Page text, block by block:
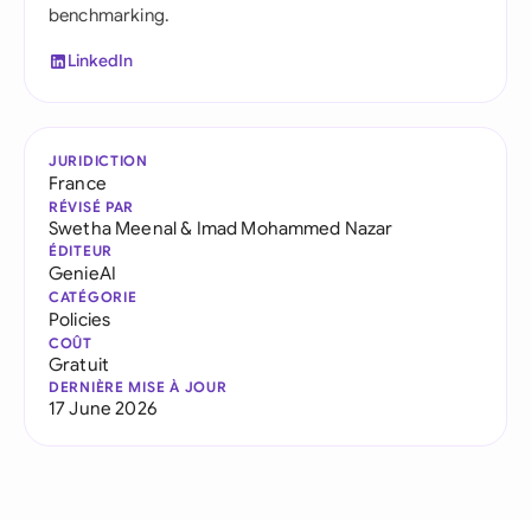
benchmarking.
LinkedIn
JURIDICTION
France
RÉVISÉ PAR
Swetha Meenal& Imad Mohammed Nazar
ÉDITEUR
GenieAI
CATÉGORIE
Policies
COÛT
Gratuit
DERNIÈRE MISE À JOUR
17 June 2026